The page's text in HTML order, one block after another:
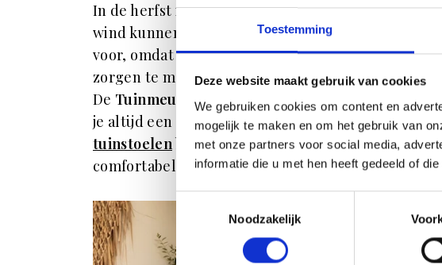
Toestemming
Deze website maakt gebruik van cookies
We gebruiken cookies om content en
mogelijk te maken en om het gebruik van
met onze partners voor social media,
informatie die u met hen heeft gedeeld of
Toestemmingsselectie
Noodzakelijk
In de herfst is het handig om tuinmeubelen te
wind kunnen. Materialen zoals aluminium,
voor, omdat ze stevig zijn en weinig onderhoud
zorgen te maken als het weer omslaat en je je
De Tuinmeubelen van Tuinmeubelshopzijn
je altijd een geschikt buitenmeubel vindt voor in
tuinstoelenbijvoorbeeld vandaag nog, en geniet
comfortabele zitplek in jouw herfsttuin!